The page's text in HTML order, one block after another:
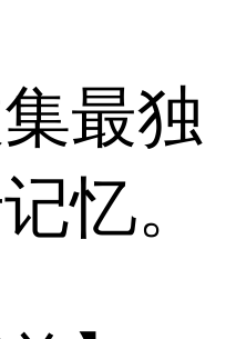
最独
忆。